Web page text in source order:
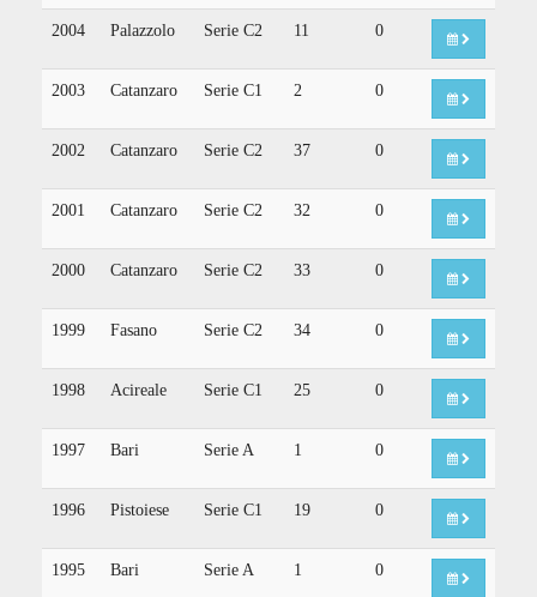
2004 Palazzolo Serie C2 11 0
2003 Catanzaro Serie C1 2 0
2002 Catanzaro Serie C2 37 0
2001 Catanzaro Serie C2 32 0
2000 Catanzaro Serie C2 33 0
1999 Fasano Serie C2 34 0
1998 Acireale Serie C1 25 0
1997 Bari Serie A 1 0
1996 Pistoiese Serie C1 19 0
1995 Bari Serie A 1 0